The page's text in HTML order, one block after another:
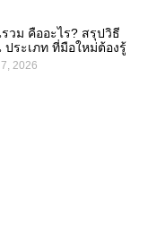
วม คืออะไร? สรุปวิธี
ประเภท ที่มือใหม่ต้องรู้
2026